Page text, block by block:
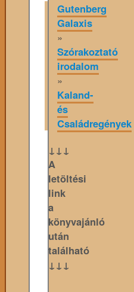
Gutenberg
Galaxis
»
Szórakoztató
irodalom
»
Kaland-
és
Családregények
↓↓↓
A
letöltési
link
a
könyvajánló
után
található
↓↓↓